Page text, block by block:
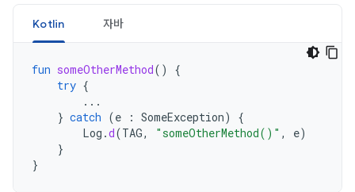
Kotlin 자바
fun someOtherMethod()
{
try {
...
} catch (e : SomeException)
{
Log .d(TAG, "someOtherMethod()" , e)
}
}